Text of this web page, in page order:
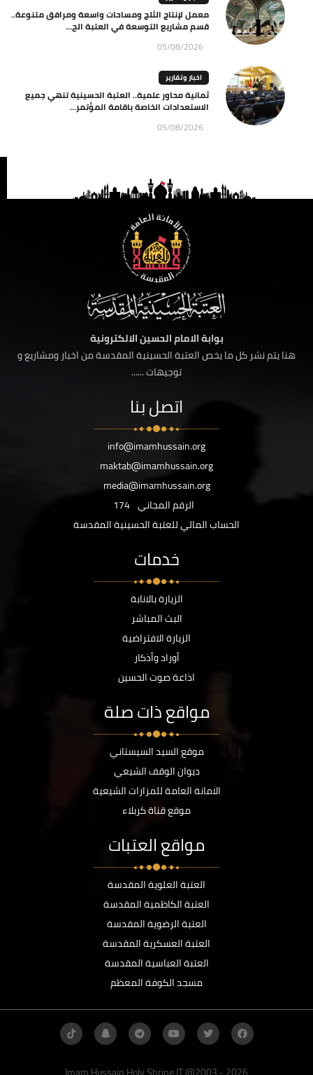
معمل لإنتاج الثلج ومساحات واسعة ومرافق متنوعة..
قسم مشاريع التوسعة في العتبة الح...
05/08/2026
اخبار وتقارير
ثمانية محاور علمية.. العتبة الحسينية تنهي جميع
الاستعدادات الخاصة باقامة المؤتمر...
05/08/2026
بوابة الامام الحسين الالكترونية
هنا يتم نشر كل ما يخص العتبة الحسينية المقدسة من اخبار ومشاريع و
توجيهات ......
اتصل بنا
info@imamhussain.org
maktab@imamhussain.org
media@imamhussain.org
الرقم المجاني 174
الحساب المالي للعتبة الحسينية المقدسة
خدمات
الزيارة بالانابة
البث المباشر
الزيارة الافتراضية
أوراد وأذكار
اذاعة صوت الحسين
مواقع ذات صلة
موقع السيد السيستاني
ديوان الوقف الشيعي
الامانة العامة للمزارات الشيعية
موقع قناة كربلاء
مواقع العتبات
العتبة العلوية المقدسة
العتبة الكاظمية المقدسة
العتبة الرضوية المقدسة
العتبة العسكرية المقدسة
العتبة العباسية المقدسة
مسجد الكوفة المعظم